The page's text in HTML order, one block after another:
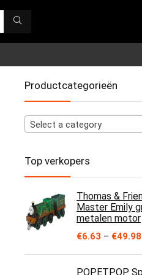
Productcategorieën
Select a category
Top verkopers
Thomas &
Master Emily
metalen motor
€6.63 – €49.98
POPETPOP